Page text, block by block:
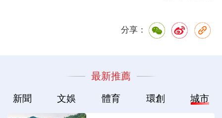
分享：
最新推薦
新聞 文娛 體育 環創 城市